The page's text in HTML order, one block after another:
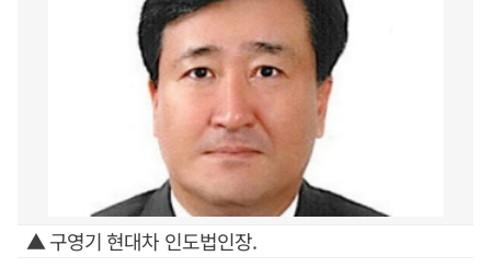
▲ 구영기 현대차 인도법인장.